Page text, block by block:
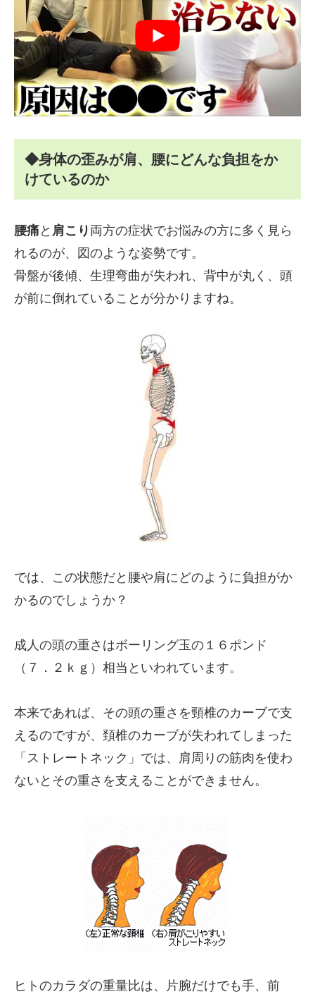
◆身体の歪みが肩、腰にどんな負担をか
けているのか
腰痛と 肩こり 両方の症状でお悩みの方に多く見ら
れるのが、図のような姿勢です。
骨盤が後傾、生理弯曲が失われ、背中が丸く、頭
が前に倒れていることが分かりますね。
では、この状態だと腰や肩にどのように負担がか
かるのでしょうか？
成人の頭の重さはボーリング玉の１６ポンド
（７．２ｋｇ）相当といわれています。
本来であれば、その頭の重さを頸椎のカーブで支
えるのですが、頚椎のカーブが失われてしまった
「ストレートネック」では、肩周りの筋肉を使わ
ないとその重さを支えることができません。
ヒトのカラダの重量比は、片腕だけでも手、前